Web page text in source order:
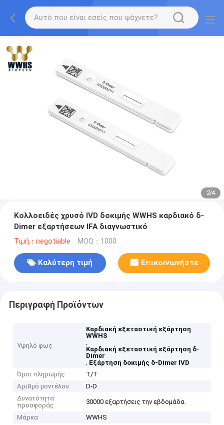
2/4
Κολλοειδές χρυσό IVD δοκιμής WWHS καρδιακό δ-
Dimer εξαρτήσεων IFA διαγνωστικό
Τιμή：negotiable MOQ：1000
Καλύτερη τιμή Επικοινωνήστε
Περιγραφή Προϊόντων
Υψηλό φως
Καρδιακή εξεταστική εξάρτηση
WWHS
,
Καρδιακή εξεταστική εξάρτηση δ-
Dimer
, Εξάρτηση δοκιμής δ-Dimer IVD
Όροι πληρωμής
T/T
Αριθμό μοντέλου
D-D
Δυνατότητα
προσφοράς
30000 εξαρτήσεις την εβδομάδα
Μάρκα
WWHS